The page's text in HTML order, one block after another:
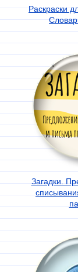
Раскраски
Загадки.